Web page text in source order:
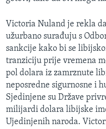
Victoria Nuland je rekla
užurbano surađuju s
sankcije kako bi se
tranziciju prije vremena
pol dolara iz zamrznute
neposredne sigurnosne i
Sjedinjene su Države
milijardi dolara libijske
Ujedinjenih naroda.